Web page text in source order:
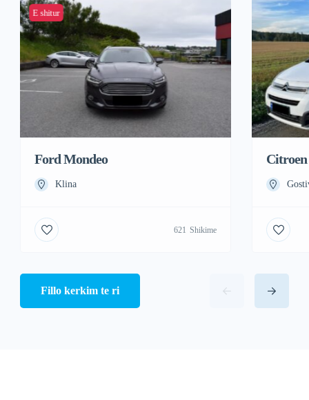
E shitur
Ford Mondeo
Klina
621 Shikime
Fillo kerkim te ri